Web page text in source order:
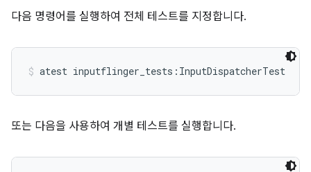
다음 명령어를 실행하여 전체 테스트를 지정합니다.
atest inputflinger_tests:InputDispatcherTest
또는 다음을 사용하여 개별 테스트를 실행합니다.